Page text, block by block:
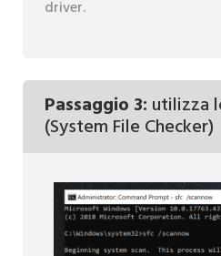
driver.
Passaggio 3: utilizza
(System File Checker)